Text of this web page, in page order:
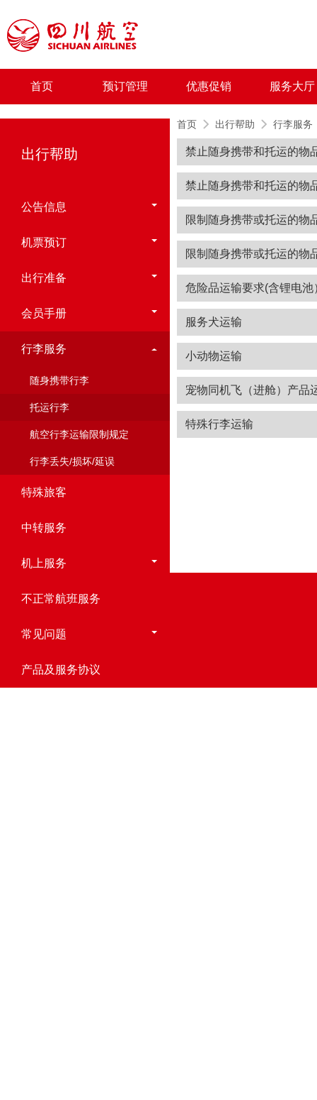
首页 预订管理 优惠促销 服务大厅
出行帮助
公告信息
机票预订
出行准备
会员手册
行李服务
随身携带行李
托运行李
航空行李运输限制规定
行李丢失/损坏/延误
特殊旅客
中转服务
机上服务
不正常航班服务
常见问题
产品及服务协议
首页 出行帮助 行李服务
禁止随身携带和托运的物
禁止随身携带和托运的物
限制随身携带或托运的物
限制随身携带或托运的物
危险品运输要求(含锂电池
服务犬运输
小动物运输
宠物同机飞（进舱）产品
特殊行李运输